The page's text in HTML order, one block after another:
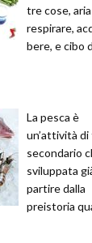
tre cose,
respirare,
bere, e cibo
La pesca è
un’attività di
secondario
sviluppata
partire dalla
preistoria